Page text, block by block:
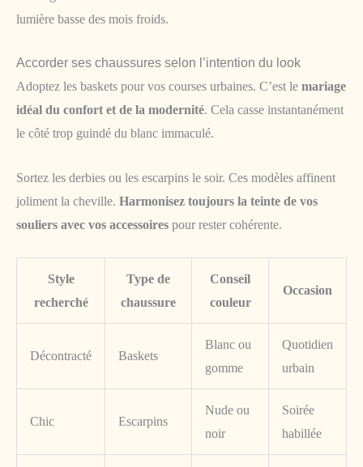
lumière basse des mois froids.
Accorder ses chaussures selon l’intention du look
Adoptez les baskets pour vos courses urbaines. C’est le mariage
idéal du confort et de la modernité. Cela casse instantanément
le côté trop guindé du blanc immaculé.
Sortez les derbies ou les escarpins le soir. Ces modèles affinent
joliment la cheville. Harmonisez toujours la teinte de vos
souliers avec vos accessoires pour rester cohérente.
Style
recherché
Type de
chaussure
Conseil
couleur
Occasion
Décontracté Baskets
Blanc ou
gomme
Quotidien
urbain
Chic Escarpins
Nude ou
noir
Soirée
habillée